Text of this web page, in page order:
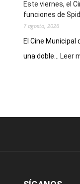
Este viernes, el
funciones de
7 agosto, 2026
El Cine
una doble...
Leer